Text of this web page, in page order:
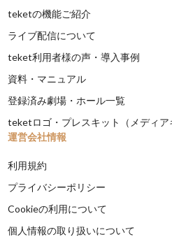
teketの機能ご紹介
ライブ配信について
teket利用者様の声・導入事例
資料・マニュアル
登録済み劇場・ホール一覧
teketロゴ・プレスキット（メディア
運営会社情報
利用規約
プライバシーポリシー
Cookieの利用について
個人情報の取り扱いについて